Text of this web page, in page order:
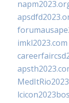
imkl2023.com